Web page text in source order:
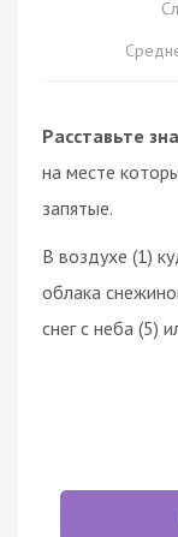
Расставьте
на месте
запятые.
В воздухе (1)
облака
снег с неба (5)